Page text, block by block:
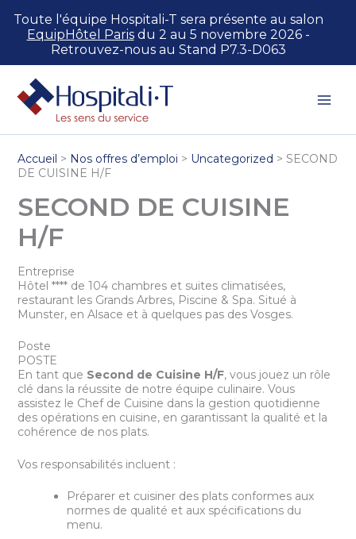
contenu
Accueil > Nos offres d’emploi > Uncategorized > SECOND
DE CUISINE H/F
SECOND DE CUISINE
H/F
Entreprise
Hôtel **** de 104 chambres et suites climatisées,
restaurant les Grands Arbres, Piscine & Spa. Situé à
Munster, en Alsace et à quelques pas des Vosges.
Poste
POSTE
En tant que Second de Cuisine H/F, vous jouez un rôle
clé dans la réussite de notre équipe culinaire. Vous
assistez le Chef de Cuisine dans la gestion quotidienne
des opérations en cuisine, en garantissant la qualité et la
cohérence de nos plats.
Vos responsabilités incluent :
Préparer et cuisiner des plats conformes aux
normes de qualité et aux spécifications du
menu.
Toute l'équipe Hospitali-T sera présente au salon
EquipHôtel Parisdu 2 au 5 novembre 2026 -
Retrouvez-nous au Stand P7.3-D063